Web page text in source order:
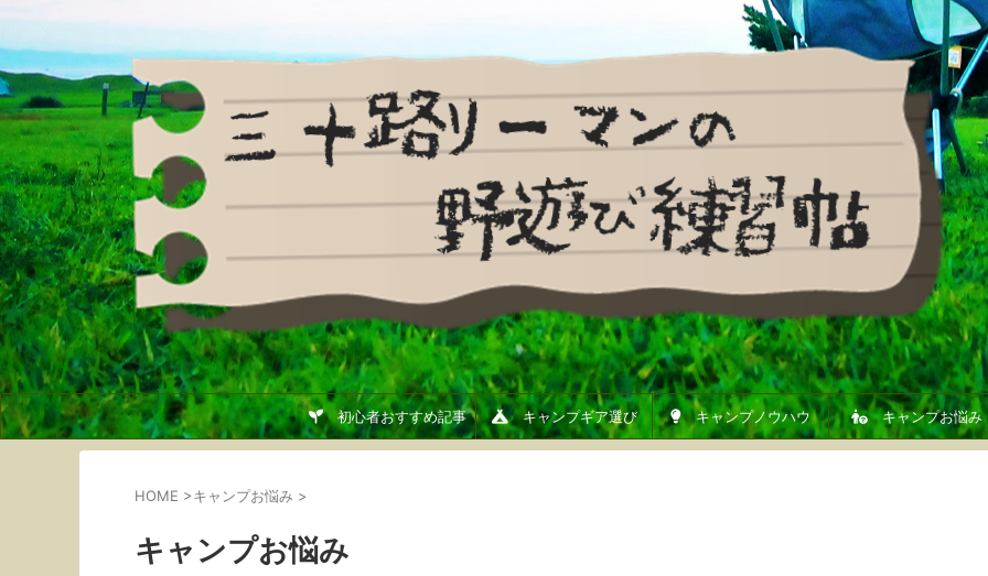
初心者おすすめ記事 キャンプギア選び キャンプノウハウ キャンプお悩み
HOME >キャンプお悩み >
キャンプお悩み